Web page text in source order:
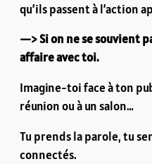
qu’ils passent à l’action
—> Si on ne se souvient
affaire avec toi.
Imagine-toi face à ton
réunion ou à un salon…
Tu prends la parole, tu
connectés.